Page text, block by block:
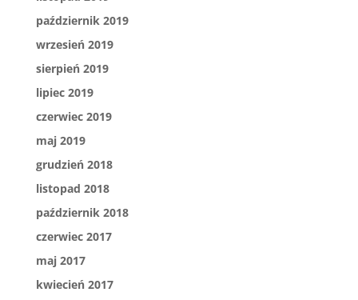
październik 2019
wrzesień 2019
sierpień 2019
lipiec 2019
czerwiec 2019
maj 2019
grudzień 2018
listopad 2018
październik 2018
czerwiec 2017
maj 2017
kwiecień 2017